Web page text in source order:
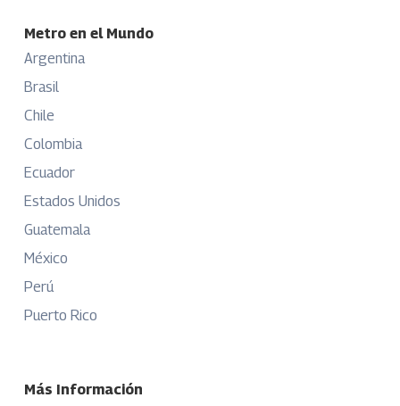
Metro en el Mundo
Argentina
Brasil
Chile
Colombia
Ecuador
Estados Unidos
Guatemala
México
Perú
Puerto Rico
Más Información